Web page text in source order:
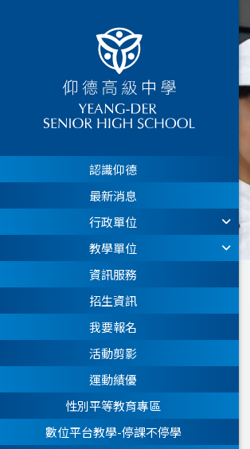
認識仰德
最新消息
行政單位
教學單位
資訊服務
招生資訊
我要報名
活動剪影
運動績優
性別平等教育專區
數位平台教學-停課不停學